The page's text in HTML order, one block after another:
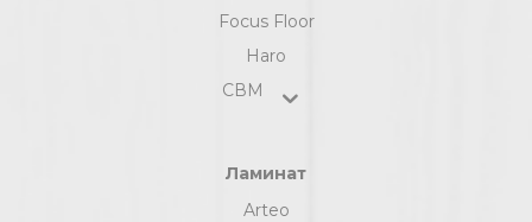
Focus Floor
Haro
СВМ
Ламинат
Arteo